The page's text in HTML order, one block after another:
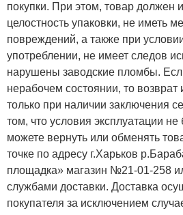
покупки. При этом, товар должен
целостность упаковки, не иметь
повреждений, а также при
употреблении, не имеет следов
нарушены заводские пломбы.
нерабочем состоянии, то
только при наличии заключения
том, что условия эксплуатации
можете вернуть или обменять
точке по адресу г.Харьков
площадка» магазин №21-01-258
службами доставки. Доставка
покупателя за исключением